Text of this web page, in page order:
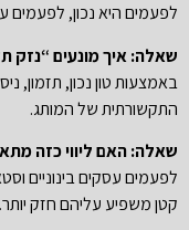
לפעמים היא נכון, לפעמים
שאלה: איך מונעים “נזק
באמצעות טון נכון, תזמון,
התקשורתית של המותג.
שאלה: האם ליווי כזה
לפעמים עסקים בינוניים
קטן משפיע עליהם חזק יותר.